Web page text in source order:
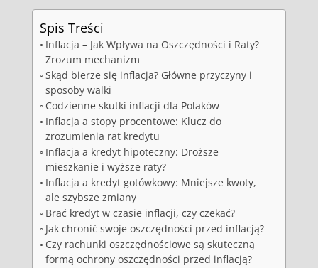
Spis Treści
Inflacja – Jak Wpływa na Oszczędności i Raty?
Zrozum mechanizm
Skąd bierze się inflacja? Główne przyczyny i
sposoby walki
Codzienne skutki inflacji dla Polaków
Inflacja a stopy procentowe: Klucz do
zrozumienia rat kredytu
Inflacja a kredyt hipoteczny: Droższe
mieszkanie i wyższe raty?
Inflacja a kredyt gotówkowy: Mniejsze kwoty,
ale szybsze zmiany
Brać kredyt w czasie inflacji, czy czekać?
Jak chronić swoje oszczędności przed inflacją?
Czy rachunki oszczędnościowe są skuteczną
formą ochrony oszczędności przed inflacją?